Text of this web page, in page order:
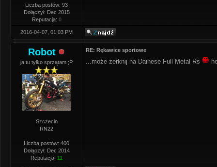
Liczba postów: 93
Dołączył: Dec 2015
Reputacja: 0
2016-04-07, 01:03 PM
Robot
ja tu tylko sprzątam ;P
Szczecin
RN22
Liczba postów: 400
Dołączył: Dec 2014
Reputacja: 11
RE: Rękawice sportowe
...może zerknij na Dainese Full Metal Rs